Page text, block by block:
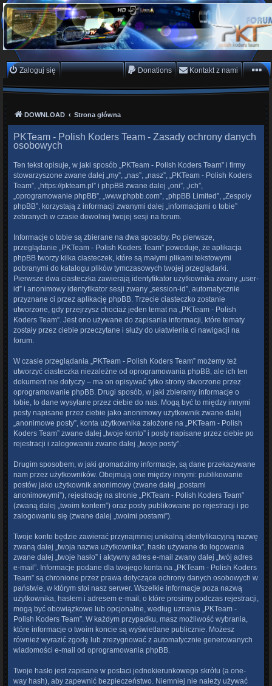
PKTeam - Polish Koders
Team
Hyperion, Enigma, E2, PKT, listy kanałów, oscam
Zaloguj się Zarejestruj się Donations Kontakt z nami
DOWNLOAD Strona główna
PKTeam - Polish Koders Team - Zasady ochrony danych
osobowych
Ten tekst opisuje, w jaki sposób „PKTeam - Polish Koders Team” i firmy
stowarzyszone zwane dalej „my”, „nas”, „nasz”, „PKTeam - Polish Koders
Team”, „https://pkteam.pl” i phpBB zwane dalej „oni”, „ich”,
„oprogramowanie phpBB”, „www.phpbb.com”, „phpBB Limited”, „Zespoły
phpBB”, korzystają z informacji zwanymi dalej „informacjami o tobie”
zebranych w czasie dowolnej twojej sesji na forum.
Informacje o tobie są zbierane na dwa sposoby. Po pierwsze,
przeglądanie „PKTeam - Polish Koders Team” powoduje, że aplikacja
phpBB tworzy kilka ciasteczek, które są małymi plikami tekstowymi
pobranymi do katalogu plików tymczasowych twojej przeglądarki.
Pierwsze dwa ciasteczka zawierają identyfikator użytkownika zwany „user-
id” i anonimowy identyfikator sesji zwany „session-id”, automatycznie
przyznane ci przez aplikację phpBB. Trzecie ciasteczko zostanie
utworzone, gdy przejrzysz chociaż jeden temat na „PKTeam - Polish
Koders Team”. Jest ono używane do zapisania informacji, które tematy
zostały przez ciebie przeczytane i służy do ułatwienia ci nawigacji na
forum.
W czasie przeglądania „PKTeam - Polish Koders Team” możemy też
utworzyć ciasteczka niezależne od oprogramowania phpBB, ale ich ten
dokument nie dotyczy – ma on opisywać tylko strony stworzone przez
oprogramowanie phpBB. Drugi sposób, w jaki zbieramy informacje o
tobie, to dane wysyłane przez ciebie do nas. Mogą być to między innymi
posty napisane przez ciebie jako anonimowy użytkownik zwane dalej
„anonimowe posty”, konta użytkownika założone na „PKTeam - Polish
Koders Team” zwane dalej „twoje konto” i posty napisane przez ciebie po
rejestracji i zalogowaniu zwane dalej „twoje posty”.
Drugim sposobem, w jaki gromadzimy informacje, są dane przekazywane
nam przez użytkowników. Obejmują one między innymi: publikowanie
postów jako użytkownik anonimowy (zwane dalej „postami
anonimowymi”), rejestrację na stronie „PKTeam - Polish Koders Team”
(zwaną dalej „twoim kontem”) oraz posty publikowane po rejestracji i po
zalogowaniu się (zwane dalej „twoimi postami”).
Twoje konto będzie zawierać przynajmniej unikalną identyfikacyjną nazwę
zwaną dalej „twoja nazwa użytkownika”, hasło używane do logowania
zwane dalej „twoje hasło” i aktywny adres e-mail zwany dalej „twój adres
e-mail”. Informacje podane dla twojego konta na „PKTeam - Polish Koders
Team” są chronione przez prawa dotyczące ochrony danych osobowych w
państwie, w którym stoi nasz serwer. Wszelkie informacje poza nazwą
użytkownika, hasłem i adresem e-mail, o które prosimy podczas rejestracji,
mogą być obowiązkowe lub opcjonalne, według uznania „PKTeam -
Polish Koders Team”. W każdym przypadku, masz możliwość wybrania,
które informacje o twoim koncie są wyświetlane publicznie. Możesz
również wyrazić zgodę lub zrezygnować z automatycznie generowanych
wiadomości e-mail od oprogramowania phpBB.
Twoje hasło jest zapisane w postaci jednokierunkowego skrótu (a one-
way hash), aby zapewnić bezpieczeństwo. Niemniej nie należy używać